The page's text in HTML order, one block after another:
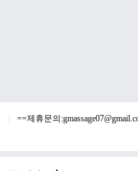
==제휴문의: